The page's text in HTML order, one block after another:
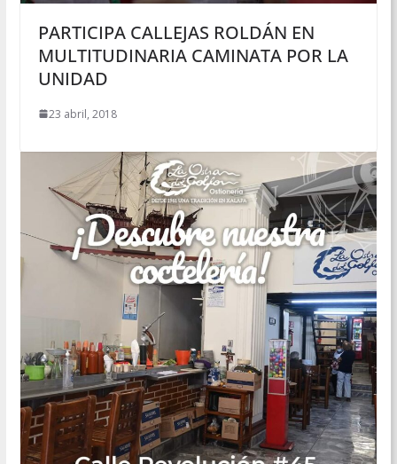
PARTICIPA CALLEJAS ROLDÁN EN
MULTITUDINARIA CAMINATA POR LA
UNIDAD
23 abril, 2018